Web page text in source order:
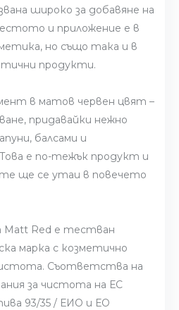
широко за добавяне на
и приложение е в
но също така и в
продукти.
в матов червен цвят –
придавайки нежно
балсами и
е по-тежък продукт и
ще се утаи в повечето
Red е тестван
марка с козметично
Съответства на
за чистота на ЕС
93/35 / ЕИО и ЕО